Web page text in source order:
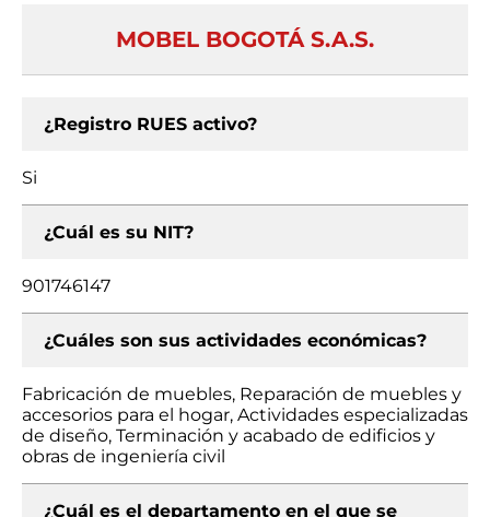
MOBEL BOGOTÁ S.A.S.
¿Registro RUES activo?
Si
¿Cuál es su NIT?
901746147
¿Cuáles son sus actividades económicas?
Fabricación de muebles, Reparación de muebles y
accesorios para el hogar, Actividades especializadas
de diseño, Terminación y acabado de edificios y
obras de ingeniería civil
¿Cuál es el departamento en el que se